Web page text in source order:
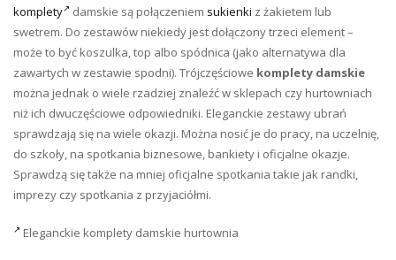
komplety
damskie są połączeniem sukienki z żakietem lub
swetrem. Do zestawów niekiedy jest dołączony trzeci element –
może to być koszulka, top albo spódnica (jako alternatywa dla
zawartych w zestawie spodni). Trójczęściowe komplety damskie
można jednak o wiele rzadziej znaleźć w sklepach czy hurtowniach
niż ich dwuczęściowe odpowiedniki. Eleganckie zestawy ubrań
sprawdzają się na wiele okazji. Można nosić je do pracy, na uczelnię,
do szkoły, na spotkania biznesowe, bankiety i oficjalne okazje.
Sprawdzą się także na mniej oficjalne spotkania takie jak randki,
imprezy czy spotkania z przyjaciółmi.
Eleganckie komplety damskie hurtownia